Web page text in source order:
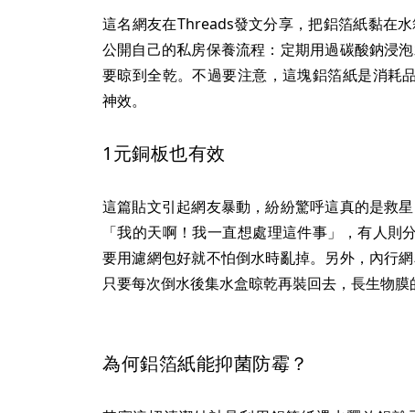
這名網友在Threads發文分享，把鋁箔紙黏在
公開自己的私房保養流程：定期用過碳酸鈉浸
要晾到全乾。不過要注意，這塊鋁箔紙是消耗
神效。
1元銅板也有效
這篇貼文引起網友暴動，紛紛驚呼這真的是救
「我的天啊！我一直想處理這件事」，有人則
要用濾網包好就不怕倒水時亂掉。另外，內行
只要每次倒水後集水盒晾乾再裝回去，長生物膜
為何鋁箔紙能抑菌防霉？